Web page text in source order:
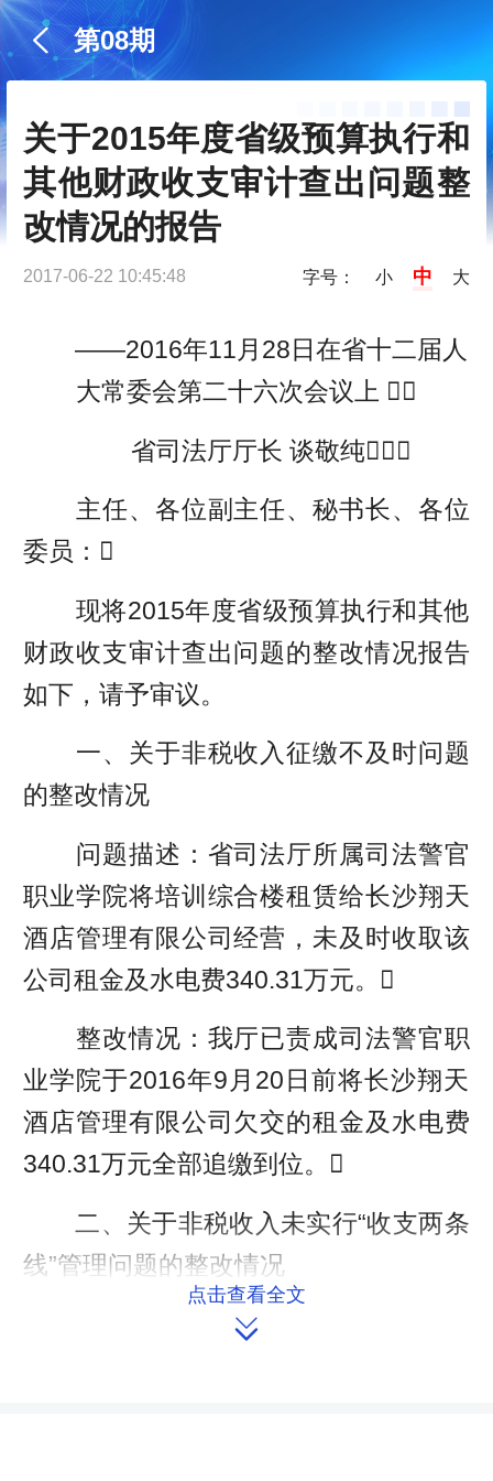
第08期
关于2015年度省级预算执行和
其他财政收支审计查出问题整
改情况的报告
2017-06-22 10:45:48 字号： 小 中 大
——2016年11月28日在省十二届人
大常委会第二十六次会议上 
省司法厅厅长 谈敬纯
主任、各位副主任、秘书长、各位
委员：
现将2015年度省级预算执行和其他
财政收支审计查出问题的整改情况报告
如下，请予审议。
一、关于非税收入征缴不及时问题
的整改情况
问题描述：省司法厅所属司法警官
职业学院将培训综合楼租赁给长沙翔天
酒店管理有限公司经营，未及时收取该
公司租金及水电费340.31万元。
整改情况：我厅已责成司法警官职
业学院于2016年9月20日前将长沙翔天
酒店管理有限公司欠交的租金及水电费
340.31万元全部追缴到位。
二、关于非税收入未实行“收支两条
线”管理问题的整改情况
问题描述：省司法厅所属司法警官
点击查看全文
